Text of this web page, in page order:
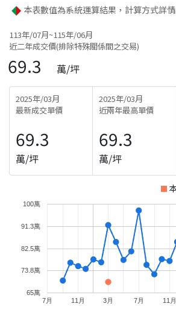
本表數值為系統運算結果，計算方式詳
113年/07月~115年/06月
近二年成交價(排除特殊關係間之交易)
69.3 萬/坪
2025年/03月
最新成交單價
69.3
萬/坪
2025年/03月
近兩年最高單價
69.3
萬/坪
7月 11月 3月 7月 11月
65萬
73.8萬
82.5萬
91.3萬
100萬